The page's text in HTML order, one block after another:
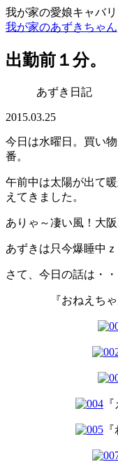
我が家の愛娘キャバ
我が家のあずきちゃん
出勤前１分。
あずき日記
2015.03.25
今日は水曜日。買い
番。
午前中は太陽が出て
えてきました。
ありゃ～凄い風！大
あずきは只今爆睡中ｚ
さて、今日の話は・・
『おねえち